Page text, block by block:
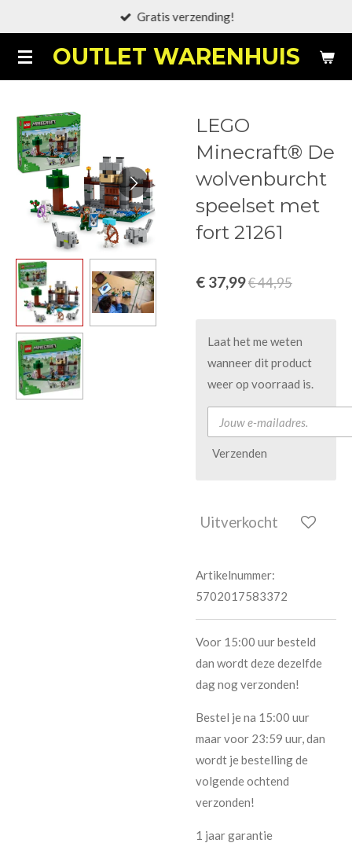
naar
de
OUTLET WARENHUIS
Gratis verzending!
LEGO
Minecraft® De
wolvenburcht
speelset met
fort 21261
€ 37,99€ 44,95
Laat het me weten
wanneer dit product
weer op voorraad is.
Verzenden
Uitverkocht
Artikelnummer:
5702017583372
Voor 15:00 uur besteld
dan wordt deze dezelfde
dag nog verzonden!
Bestel je na 15:00 uur
maar voor 23:59 uur, dan
wordt je bestelling de
volgende ochtend
verzonden!
1 jaar garantie